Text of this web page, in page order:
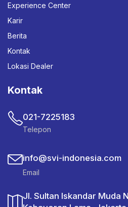
Experience Center
Karir
Berita
Kontak
Lokasi Dealer
Kontak
021-7225183
Telepon
info@svi-indonesia.com
Email
Jl. Sultan Iskandar Muda